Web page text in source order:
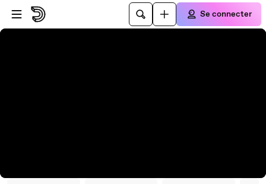
Passer au player
Passer au contenu principal
Se connecter